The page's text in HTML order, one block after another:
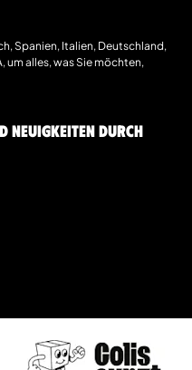
Spanien, Italien, Deutschland,
um alles, was Sie möchten,
Neuigkeiten durch